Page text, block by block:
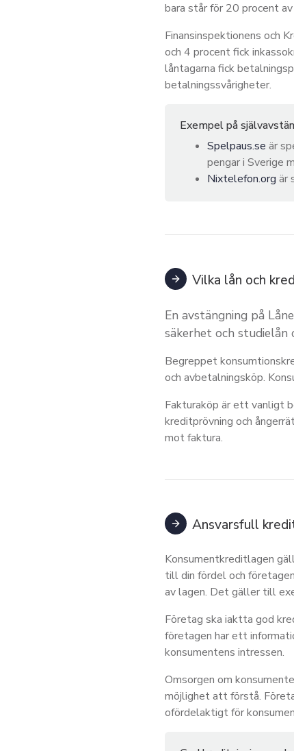
bara står för 20 procent
Finansinspektionens och
och 4 procent fick
låntagarna fick
betalningssvårigheter.
Exempel på
Spelpaus.se är
pengar i Sverige
Nixtelefon.org är
Vilka lån och
En avstängning på
säkerhet och studielån
Begreppet
och avbetalningsköp.
Fakturaköp är ett vanligt
kreditprövning och
mot faktura.
Ansvarsfull
Konsumentkreditlagen
till din fördel och
av lagen. Det gäller till
Företag ska iaktta god
företagen har ett
konsumentens intressen.
Omsorgen om
möjlighet att förstå.
ofördelaktigt för